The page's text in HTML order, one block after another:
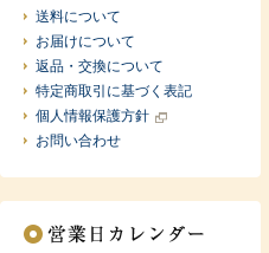
送料について
お届けについて
返品・交換について
特定商取引に基づく表記
個人情報保護方針
お問い合わせ